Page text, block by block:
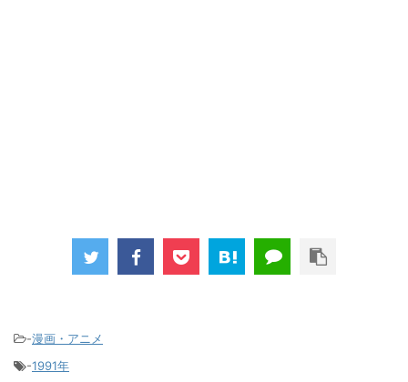
-漫画・アニメ
-1991年